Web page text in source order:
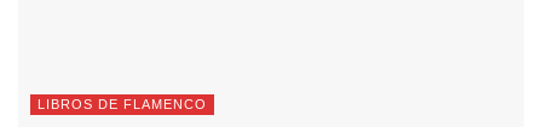
LIBROS DE FLAMENCO